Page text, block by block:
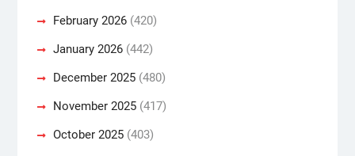
February 2026(420)
January 2026(442)
December 2025(480)
November 2025(417)
October 2025(403)